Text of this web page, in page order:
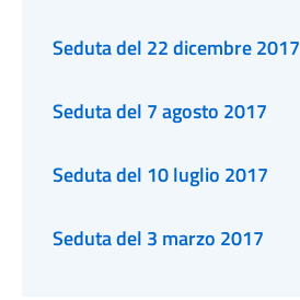
Seduta del 22 dicembre 2017
Seduta del 7 agosto 2017
Seduta del 10 luglio 2017
Seduta del 3 marzo 2017